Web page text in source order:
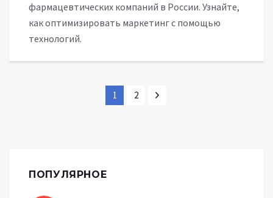
фармацевтических компаний в России. Узнайте,
как оптимизировать маркетинг с помощью
технологий.
1 2
ПОПУЛЯРНОЕ